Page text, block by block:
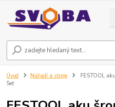
Úvod Nářadí a stroje
FESTOOL
Set